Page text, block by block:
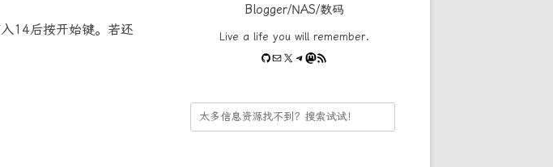
14后按开始键。若还
Blogger/NAS/数码
Live a life you will remember.
GitHub
MailTwitter
Telegram
Mastodon
RSS Feed